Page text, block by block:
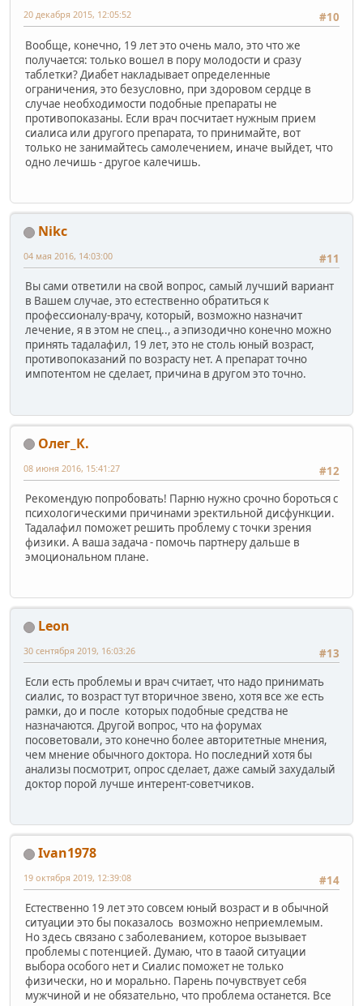
#10
20 декабря 2015, 12:05:52
Вообще, конечно, 19 лет это очень мало, это что же
получается: только вошел в пору молодости и сразу
таблетки? Диабет накладывает определенные
ограничения, это безусловно, при здоровом сердце в
случае необходимости подобные препараты не
противопоказаны. Если врач посчитает нужным прием
сиалиса или другого препарата, то принимайте, вот
только не занимайтесь самолечением, иначе выйдет, что
одно лечишь - другое калечишь.
Nikc
#11
04 мая 2016, 14:03:00
Вы сами ответили на свой вопрос, самый лучший вариант
в Вашем случае, это естественно обратиться к
профессионалу-врачу, который, возможно назначит
лечение, я в этом не спец.., а эпизодично конечно можно
принять тадалафил, 19 лет, это не столь юный возраст,
противопоказаний по возрасту нет. А препарат точно
импотентом не сделает, причина в другом это точно.
Олег_К.
#12
08 июня 2016, 15:41:27
Рекомендую попробовать! Парню нужно срочно бороться с
психологическими причинами эректильной дисфункции.
Тадалафил поможет решить проблему с точки зрения
физики. А ваша задача - помочь партнеру дальше в
эмоциональном плане.
Leon
#13
30 сентября 2019, 16:03:26
Если есть проблемы и врач считает, что надо принимать
сиалис, то возраст тут вторичное звено, хотя все же есть
рамки, до и после которых подобные средства не
назначаются. Другой вопрос, что на форумах
посоветовали, это конечно более авторитетные мнения,
чем мнение обычного доктора. Но последний хотя бы
анализы посмотрит, опрос сделает, даже самый захудалый
доктор порой лучше интерент-советчиков.
Ivan1978
#14
19 октября 2019, 12:39:08
Естественно 19 лет это совсем юный возраст и в обычной
ситуации это бы показалось возможно неприемлемым.
Но здесь связано с заболеванием, которое вызывает
проблемы с потенцией. Думаю, что в тааой ситуации
выбора особого нет и Сиалис поможет не только
физически, но и морально. Парень почувствует себя
мужчиной и не обязательно, что проблема останется. Все